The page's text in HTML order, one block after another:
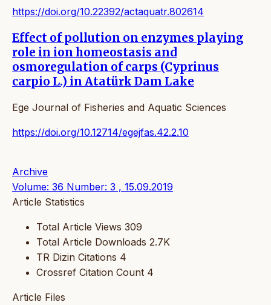
https://doi.org/10.22392/actaquatr.802614
Effect of pollution on enzymes playing
role in ion homeostasis and
osmoregulation of carps (Cyprinus
carpio L.) in Atatürk Dam Lake
Ege Journal of Fisheries and Aquatic Sciences
https://doi.org/10.12714/egejfas.42.2.10
Archive
Volume: 36 Number: 3 , 15.09.2019
Article Statistics
Total Article Views 309
Total Article Downloads 2.7K
TR Dizin Citations 4
Crossref Citation Count 4
Article Files